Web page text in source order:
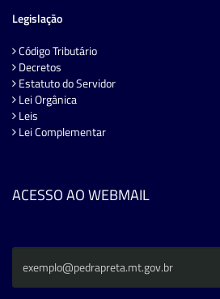
Legislação
Código Tributário
Decretos
Estatuto do Servidor
Lei Orgânica
Leis
Lei Complementar
ACESSO AO WEBMAIL